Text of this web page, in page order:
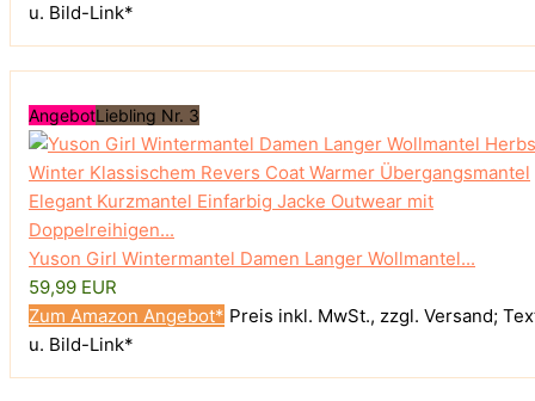
u. Bild-Link*
AngebotLiebling Nr. 3
Yuson Girl Wintermantel Damen Langer Wollmantel...
59,99 EUR
Zum Amazon Angebot* Preis inkl. MwSt., zzgl. Versand;
u. Bild-Link*